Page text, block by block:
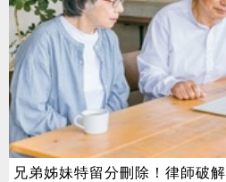
兄弟姊妹特留分刪除！律師破